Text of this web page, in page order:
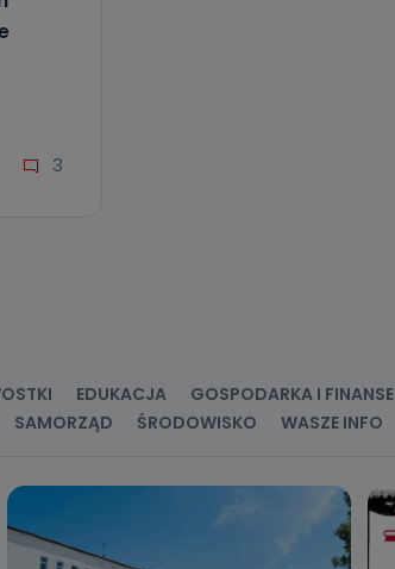
wobec ich przetwarzania.
dane osobowe przetwarzamy?
3
EDUKACJA GOSPODARKA I FINANSE
SAMORZĄD ŚRODOWISKO WASZE INFO